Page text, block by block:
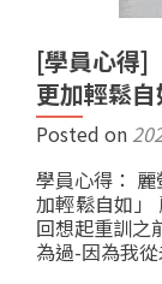
[學員心得]
更加輕鬆
Posted on
學員心得：
加輕鬆自如」
回想起重訓之
為過-因為我